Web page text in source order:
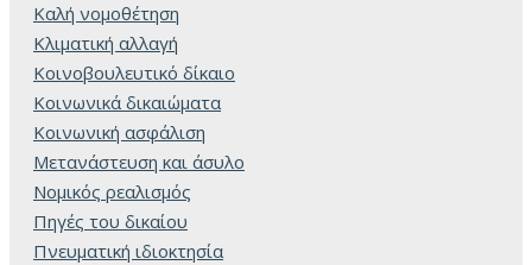
Καλή νομοθέτηση
Κλιματική αλλαγή
Κοινοβουλευτικό δίκαιο
Κοινωνικά δικαιώματα
Κοινωνική ασφάλιση
Μετανάστευση και άσυλο
Νομικός ρεαλισμός
Πηγές του δικαίου
Πνευματική ιδιοκτησία